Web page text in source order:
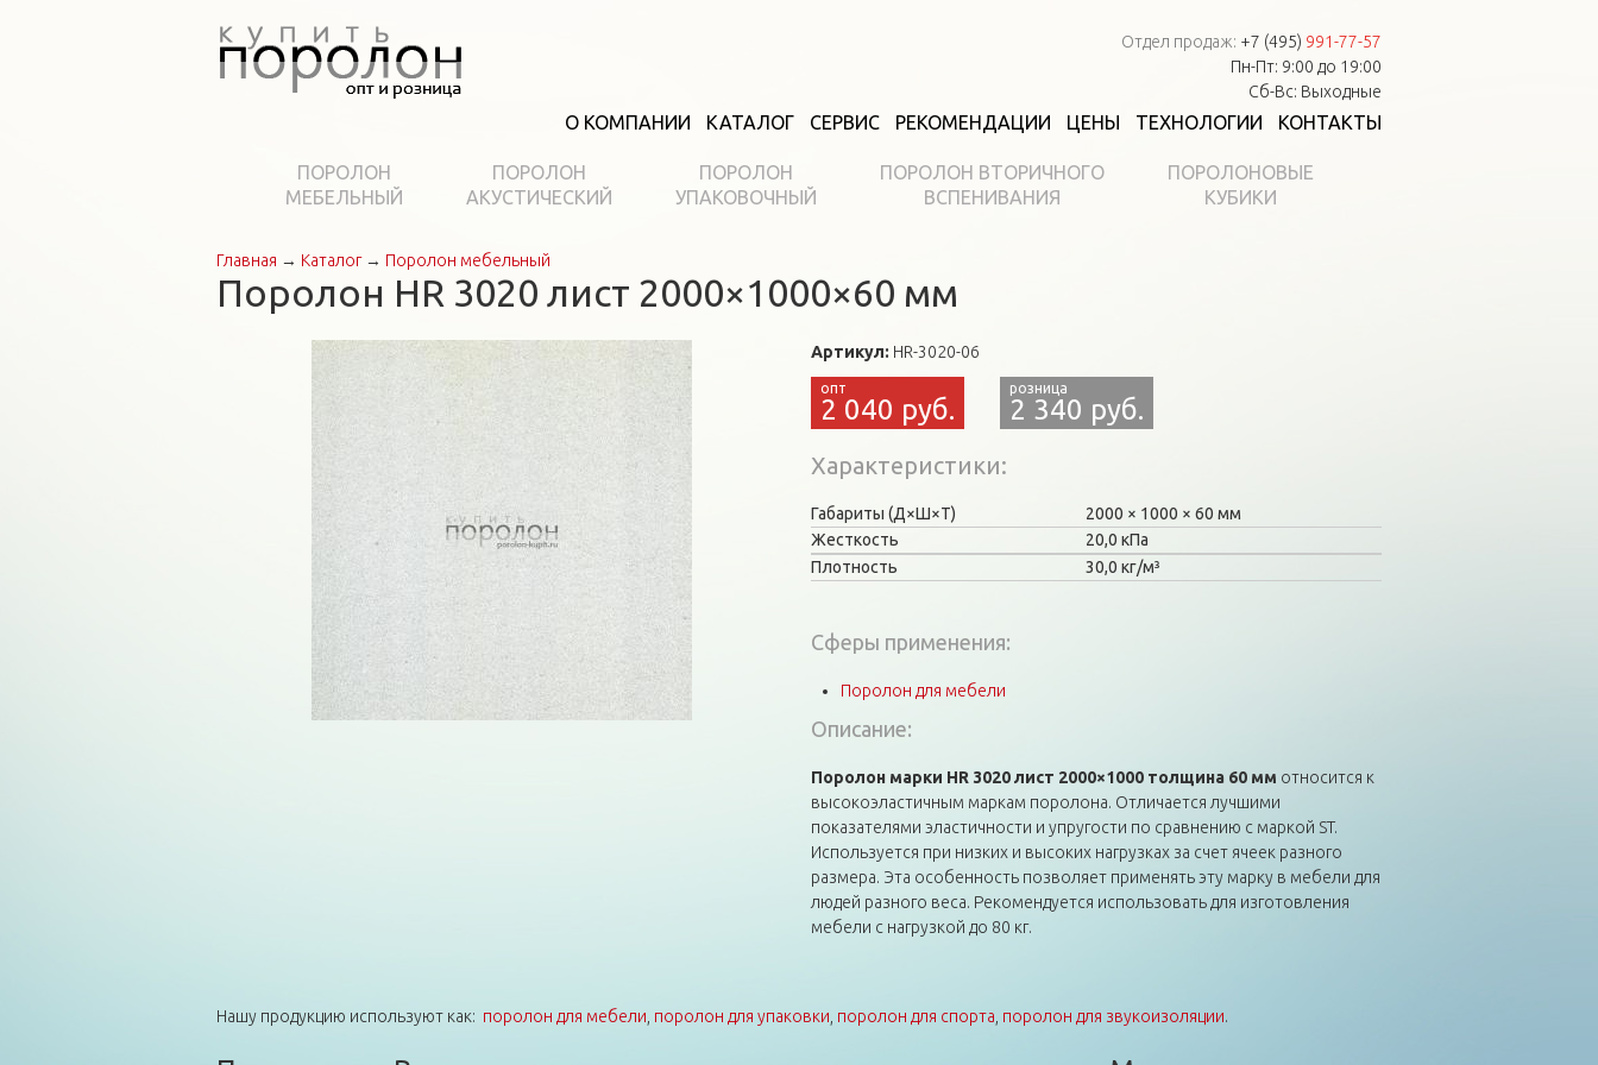
Отдел продаж: +7 (495) 991-77-57
Пн-Пт: 9:00 до 19:00
Сб-Вс: Выходные
О КОМПАНИИ КАТАЛОГ СЕРВИС РЕКОМЕНДАЦИИ ЦЕНЫ ТЕХНОЛОГИИ КОНТАКТЫ
ПОРОЛОН
МЕБЕЛЬНЫЙ
ПОРОЛОН
АКУСТИЧЕСКИЙ
ПОРОЛОН
УПАКОВОЧНЫЙ
ПОРОЛОН ВТОРИЧНОГО
ВСПЕНИВАНИЯ
ПОРОЛОНОВЫЕ
КУБИКИ
Вы здесь
Главная → Каталог→ Поролон мебельный
Поролон HR 3020 лист 2000×1000×60 мм
Артикул: HR-3020-06
2 040 руб. 2 340 руб.
Характеристики
Габариты (Д×Ш×Т) 2000 1000
60 мм
Жесткость
20,0 кПа
Плотность
30,0 кг/м³
Сферы применения:
Поролон для мебели
Описание:
Поролон марки HR 3020 лист 2000×1000 толщина 60 мм относится к
высокоэластичным маркам поролона. Отличается лучшими
показателями эластичности и упругости по сравнению с маркой ST.
Используется при низких и высоких нагрузках за счет ячеек разного
размера. Эта особенность позволяет применять эту марку в мебели для
людей разного веса. Рекомендуется использовать для изготовления
мебели с нагрузкой до 80 кг.
Нашу продукцию используют как: поролон для мебели поролон для упаковки поролон для спорта поролон для звукоизоляции.